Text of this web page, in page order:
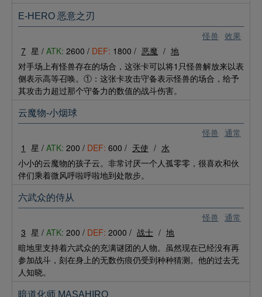
怪兽 效果
E-HERO 恶意之刃
7 星 / ATK: 2600 / DEF: 1800 / 恶魔 / 地
对手场上有怪兽存在的场合，这张卡可以将1只怪兽解放来以表
侧表示高等召唤。①：这张卡攻击守备表示怪兽的场合，给予
其攻击力超过那个守备力的数值的战斗伤害。
怪兽 通常
云魔物-小烟球
1 星 / ATK: 200 / DEF: 600 / 天使 / 水
小小的云魔物的孩子云。非常讨厌一个人孤零零，很喜欢和伙
伴们乘着微风呼啦呼啦地到处散步。
怪兽 通常
六武众的侍从
3 星 / ATK: 200 / DEF: 2000 / 战士 / 地
暗地里支持着六武众的充满谜团的人物。虽然现在已经没有再
参加战斗，刻在身上的无数伤痕仍受到种种猜测。他的过去无
人知晓。
暗道化师 MASAHIRO